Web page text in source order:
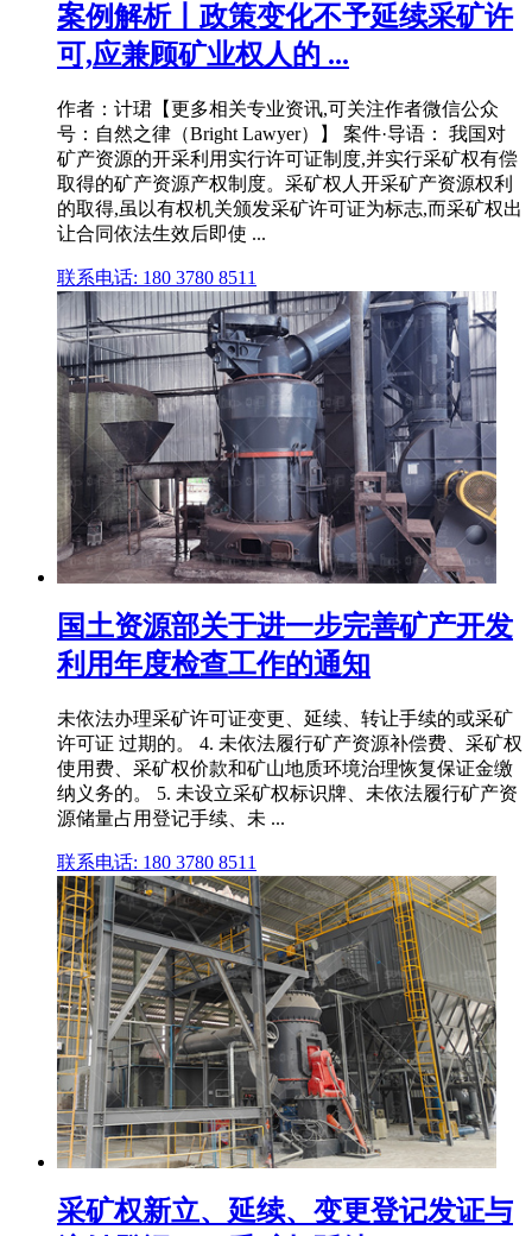
案例解析丨政策变化不予延续采矿许
可,应兼顾矿业权人的 ...
作者：计珺【更多相关专业资讯,可关注作者微信公众
号：自然之律（Bright Lawyer）】 案件·导语： 我国对
矿产资源的开采利用实行许可证制度,并实行采矿权有偿
取得的矿产资源产权制度。采矿权人开采矿产资源权利
的取得,虽以有权机关颁发采矿许可证为标志,而采矿权出
让合同依法生效后即使 ...
联系电话: 180 3780 8511
国土资源部关于进一步完善矿产开发
利用年度检查工作的通知
未依法办理采矿许可证变更、延续、转让手续的或采矿
许可证 过期的。 4. 未依法履行矿产资源补偿费、采矿权
使用费、采矿权价款和矿山地质环境治理恢复保证金缴
纳义务的。 5. 未设立采矿权标识牌、未依法履行矿产资
源储量占用登记手续、未 ...
联系电话: 180 3780 8511
采矿权新立、延续、变更登记发证与